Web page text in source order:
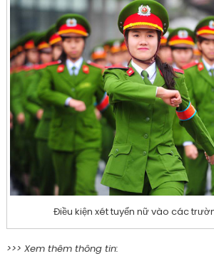
Điều kiện xét tuyển nữ vào các
>>> Xem thêm thông tin: